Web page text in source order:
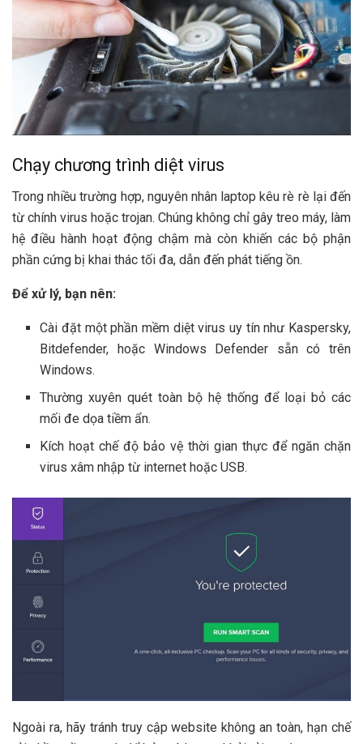
Chạy chương trình diệt virus
Trong nhiều trường hợp, nguyên nhân laptop kêu rè rè lại đến
từ chính virus hoặc trojan. Chúng không chỉ gây treo máy, làm
hệ điều hành hoạt động chậm mà còn khiến các bộ phận
phần cứng bị khai thác tối đa, dẫn đến phát tiếng ồn.
Để xử lý, bạn nên:
Cài đặt một phần mềm diệt virus uy tín như Kaspersky,
Bitdefender, hoặc Windows Defender sẵn có trên
Windows.
Thường xuyên quét toàn bộ hệ thống để loại bỏ các
mối đe dọa tiềm ẩn.
Kích hoạt chế độ bảo vệ thời gian thực để ngăn chặn
virus xâm nhập từ internet hoặc USB.
Ngoài ra, hãy tránh truy cập website không an toàn, hạn chế